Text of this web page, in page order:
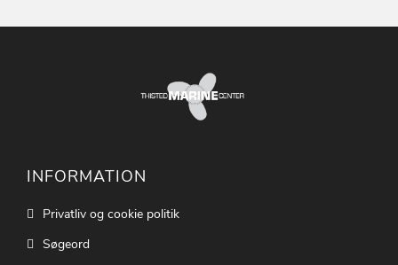
INFORMATION
Privatliv og cookie politik
Søgeord